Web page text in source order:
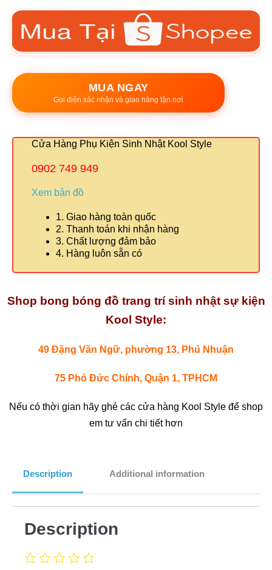
MUA NGAY
Gọi điện xác nhận và giao hàng tận nơi
Cửa Hàng Phụ Kiện Sinh Nhật Kool Style
0902 749 949
Xem bản đồ
1. Giao hàng toàn quốc
2. Thanh toán khi nhận hàng
3. Chất lượng đảm bảo
4. Hàng luôn sẵn có
Shop bong bóng đồ trang trí sinh nhật sự kiện
Kool Style:
49 Đặng Văn Ngữ, phường 13, Phú Nhuận
75 Phó Đức Chính, Quận 1, TPHCM
Nếu có thời gian hãy ghé các cửa hàng Kool Style để shop
em tư vấn chi tiết hơn
Description Additional information
Description